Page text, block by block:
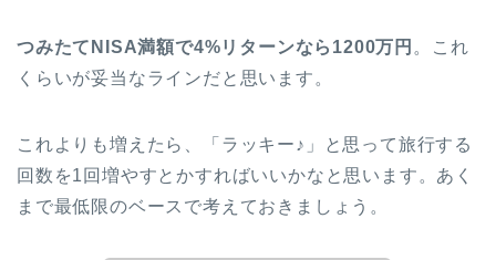
つみたてNISA満額で4%リターンなら1200万円 。これ
くらいが妥当なラインだと思います。
これよりも増えたら、「ラッキー♪」と思って旅行する
回数を1回増やすとかすればいいかなと思います。あく
まで最低限のベースで考えておきましょう。